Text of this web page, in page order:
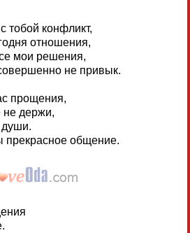
тобой конфликт,
отношения,
мои решения,
не привык.
прощения,
не держи,
души.
общение.